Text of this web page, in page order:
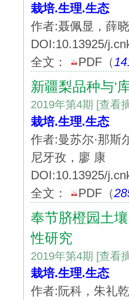
栽培.生理.生态
作者:聂佩显，薛
DOI:10.13925/
全文：
PDF （
新疆梨品种与‘
2019年第4期 [查看
栽培.生理.生态
作者:曼苏尔·那斯
尼牙孜，廖 康
DOI:10.13925/
全文：
PDF （
奉节脐橙园土
性研究
2019年第4期 [查看
栽培.生理.生态
作者:阮科，朱礼